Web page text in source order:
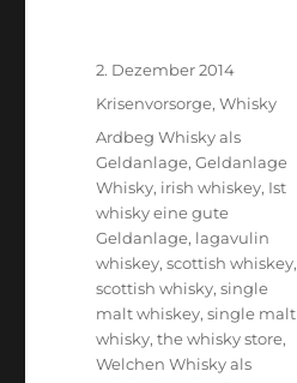
Veröffentlicht
am
2. Dezember 2014
Kategorien
Krisenvorsorge,Whisky
Schlagwörter
Ardbeg Whisky als
Geldanlage,Geldanlage
Whisky, irish whiskey, Ist
whisky eine gute
Geldanlage, lagavulin
whiskey,scottish whiskey,
scottish whisky,single
malt whiskey,single malt
whisky,the whisky store,
Welchen Whisky als